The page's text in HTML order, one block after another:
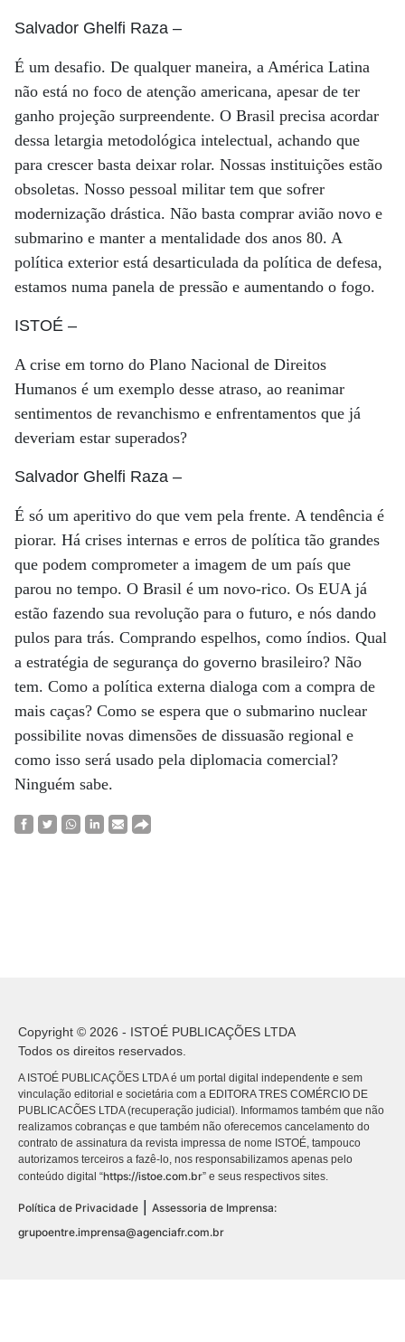
Salvador Ghelfi Raza –
É um desafio. De qualquer maneira, a América Latina
não está no foco de atenção americana, apesar de ter
ganho projeção surpreendente. O Brasil precisa acordar
dessa letargia metodológica intelectual, achando que
para crescer basta deixar rolar. Nossas instituições estão
obsoletas. Nosso pessoal militar tem que sofrer
modernização drástica. Não basta comprar avião novo e
submarino e manter a mentalidade dos anos 80. A
política exterior está desarticulada da política de defesa,
estamos numa panela de pressão e aumentando o fogo.
ISTOÉ –
A crise em torno do Plano Nacional de Direitos
Humanos é um exemplo desse atraso, ao reanimar
sentimentos de revanchismo e enfrentamentos que já
deveriam estar superados?
Salvador Ghelfi Raza –
É só um aperitivo do que vem pela frente. A tendência é
piorar. Há crises internas e erros de política tão grandes
que podem comprometer a imagem de um país que
parou no tempo. O Brasil é um novo-rico. Os EUA já
estão fazendo sua revolução para o futuro, e nós dando
pulos para trás. Comprando espelhos, como índios. Qual
a estratégia de segurança do governo brasileiro? Não
tem. Como a política externa dialoga com a compra de
mais caças? Como se espera que o submarino nuclear
possibilite novas dimensões de dissuasão regional e
como isso será usado pela diplomacia comercial?
Ninguém sabe.
Copyright © 2026 - ISTOÉ PUBLICAÇÕES LTDA
Todos os direitos reservados.
A ISTOÉ PUBLICAÇÕES LTDA é um portal digital independente e sem
vinculação editorial e societária com a EDITORA TRES COMÉRCIO DE
PUBLICACÕES LTDA (recuperação judicial). Informamos também que não
realizamos cobranças e que também não oferecemos cancelamento do
contrato de assinatura da revista impressa de nome ISTOÉ, tampouco
autorizamos terceiros a fazê-lo, nos responsabilizamos apenas pelo
conteúdo digital “https://istoe.com.br” e seus respectivos sites.
Política de Privacidade
Assessoria de Imprensa:
grupoentre.imprensa@agenciafr.com.br